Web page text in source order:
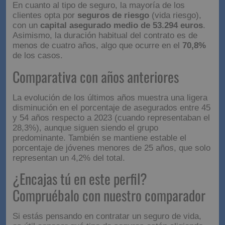
En cuanto al tipo de seguro, la mayoría de los
clientes opta por seguros de riesgo (vida riesgo),
con un capital asegurado medio de 53.294 euros.
Asimismo, la duración habitual del contrato es de
menos de cuatro años, algo que ocurre en el 70,8%
de los casos.
Comparativa con años anteriores
La evolución de los últimos años muestra una ligera
disminución en el porcentaje de asegurados entre 45
y 54 años respecto a 2023 (cuando representaban el
28,3%), aunque siguen siendo el grupo
predominante. También se mantiene estable el
porcentaje de jóvenes menores de 25 años, que solo
representan un 4,2% del total.
¿Encajas tú en este perfil?
Compruébalo con nuestro comparador
Si estás pensando en contratar un seguro de vida,